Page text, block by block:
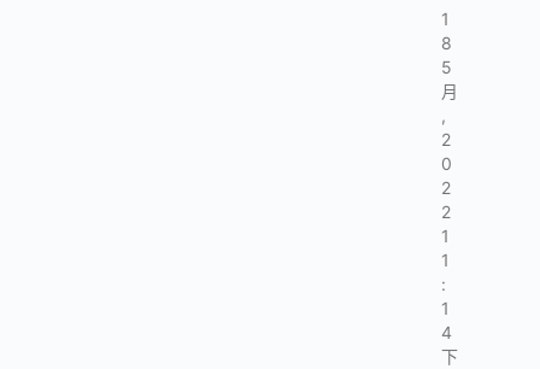
1
8
5
月
,
2
0
2
2
1
1
:
1
4
下